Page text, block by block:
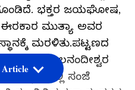
ಭಕ್ತರ ಜಯಘೋಷ,
ಮುತ್ಯಾ ಅವರ
ಮರಳಿತು.ಪಟ್ಟಣದ
ಮೂಲನಂದೀಶ್ವರ
ಹಿನ್ನಲೆಯಲ್ಲಿ ಸಂಜೆ
Article